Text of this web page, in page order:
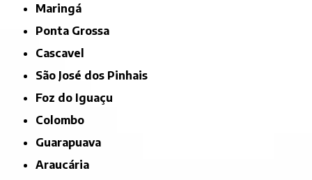
Maringá
Ponta Grossa
Cascavel
São José dos Pinhais
Foz do Iguaçu
Colombo
Guarapuava
Araucária